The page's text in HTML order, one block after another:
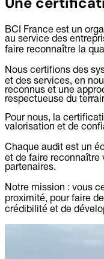
BCI France est un
au service des
faire reconnaître la
Nous certifions des
et des services, en
reconnus et une
respectueuse du
Pour nous, la
valorisation et de
Chaque audit est un
et de faire reconnaître
partenaires.
Notre mission : vous
proximité, pour faire
crédibilité et de